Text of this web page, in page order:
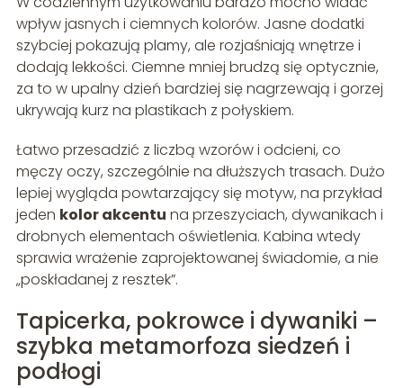
wpływ jasnych i ciemnych kolorów. Jasne dodatki
szybciej pokazują plamy, ale rozjaśniają wnętrze i
dodają lekkości. Ciemne mniej brudzą się optycznie,
za to w upalny dzień bardziej się nagrzewają i gorzej
ukrywają kurz na plastikach z połyskiem.
Łatwo przesadzić z liczbą wzorów i odcieni, co
męczy oczy, szczególnie na dłuższych trasach. Dużo
lepiej wygląda powtarzający się motyw, na przykład
jeden kolor akcentu na przeszyciach, dywanikach i
drobnych elementach oświetlenia. Kabina wtedy
sprawia wrażenie zaprojektowanej świadomie, a nie
„poskładanej z resztek”.
Tapicerka, pokrowce i dywaniki –
szybka metamorfoza siedzeń i
podłogi